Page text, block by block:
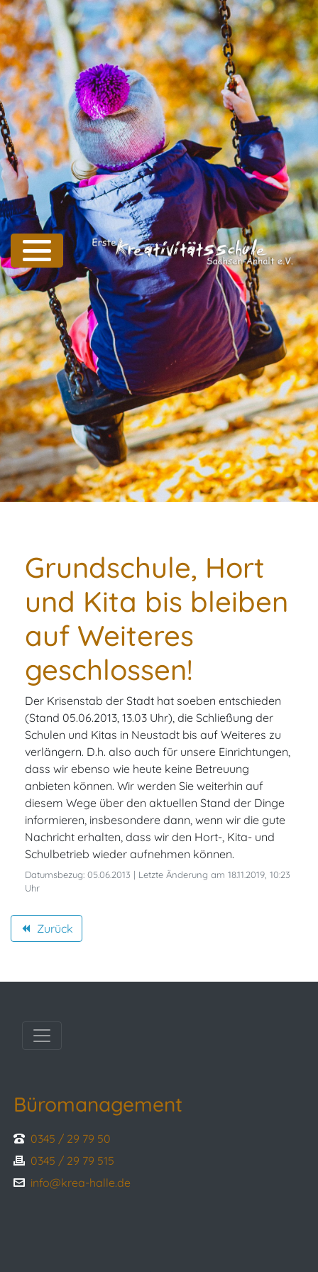
Grundschule, Hort
und Kita bis bleiben
auf Weiteres
geschlossen!
Der Krisenstab der Stadt hat soeben entschieden
(Stand 05.06.2013, 13.03 Uhr), die Schließung der
Schulen und Kitas in Neustadt bis auf Weiteres zu
verlängern. D.h. also auch für unsere Einrichtungen,
dass wir ebenso wie heute keine Betreuung
anbieten können. Wir werden Sie weiterhin auf
diesem Wege über den aktuellen Stand der Dinge
informieren, insbesondere dann, wenn wir die gute
Nachricht erhalten, dass wir den Hort-, Kita- und
Schulbetrieb wieder aufnehmen können.
Datumsbezug: 05.06.2013 | Letzte Änderung am 18.11.2019, 10:23
Uhr
backward Zurück
Navigation auf/zu
Büromanagement
0345 / 29 79 50
0345 / 29 79 515
info@krea-halle.de